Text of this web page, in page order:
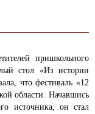
пришкольного
стол «Из истории
что фестиваль «12
области. Начавшись
источника, он стал